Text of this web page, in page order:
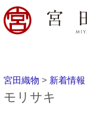
宮田織物 > 新着情報
モリサキ